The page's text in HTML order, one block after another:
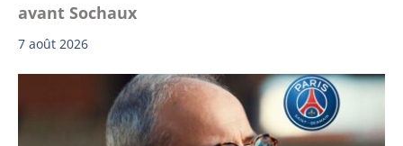
avant Sochaux
7 août 2026